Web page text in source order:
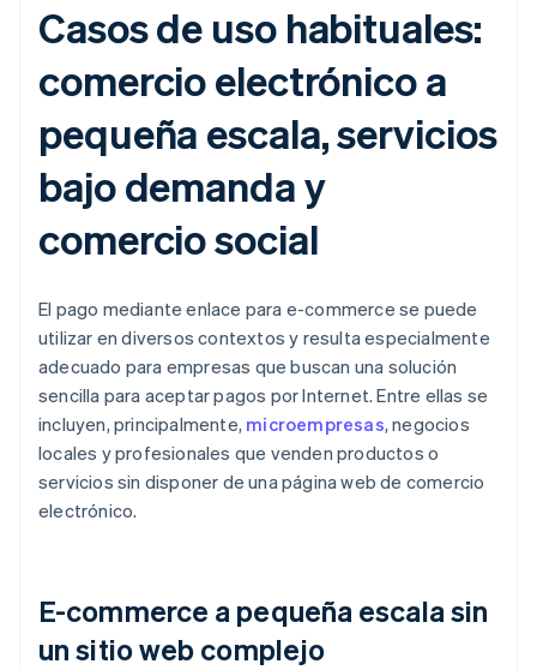
Casos de uso habituales:
comercio electrónico a
pequeña escala, servicios
bajo demanda y
comercio social
El pago mediante enlace para e-commerce se puede
utilizar en diversos contextos y resulta especialmente
adecuado para empresas que buscan una solución
sencilla para aceptar pagos por Internet. Entre ellas se
incluyen, principalmente, microempresas, negocios
locales y profesionales que venden productos o
servicios sin disponer de una página web de comercio
electrónico.
E-commerce a pequeña escala sin
un sitio web complejo